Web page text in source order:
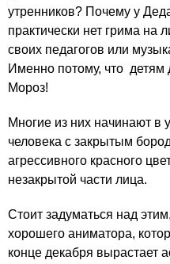
утренников? Почему у
практически нет грима на
своих педагогов или
Именно потому, что детям
Мороз!
Многие из них начинают в
человека с закрытым
агрессивного красного
незакрытой части лица.
Стоит задуматься над
хорошего аниматора,
конце декабря вырастает